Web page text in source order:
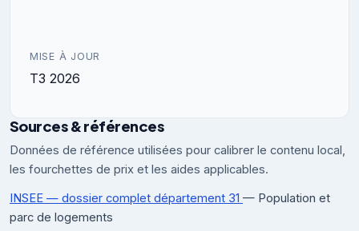
MISE À JOUR
T3 2026
Sources & références
Données de référence utilisées pour calibrer le contenu local,
les fourchettes de prix et les aides applicables.
INSEE — dossier complet département 31 — Population et
parc de logements